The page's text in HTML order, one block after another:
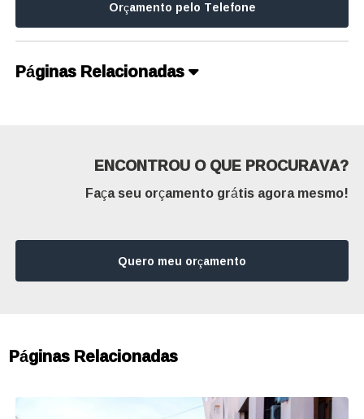
Orçamento pelo Telefone
Páginas Relacionadas
ENCONTROU O QUE PROCURAVA?
Faça seu orçamento grátis agora mesmo!
Quero meu orçamento
Páginas Relacionadas